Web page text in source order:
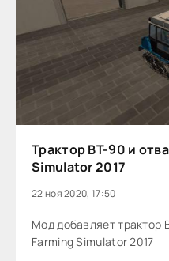
Трактор ВТ-90 и
Simulator 2017
22 ноя 2020, 17:50
Мод добавляет трактор
Farming Simulator 2017